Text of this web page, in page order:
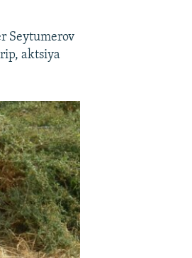
Seytumerov
aktsiya